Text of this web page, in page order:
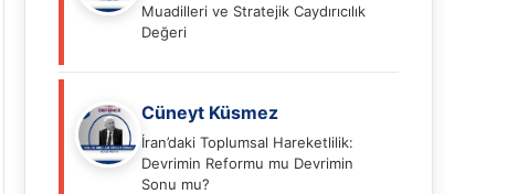
Muadilleri ve Stratejik Caydırıcılık
Değeri
Cüneyt Küsmez
İran’daki Toplumsal Hareketlilik:
Devrimin Reformu mu Devrimin
Sonu mu?